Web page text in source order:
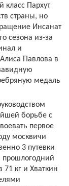
класс Пархут
страны, но
Инсанат
сезона из-за
и
Павлова в
медаль
борьбе с
первое
москвичи
3 путевки
прошлогодний
71 кг и Хваткин